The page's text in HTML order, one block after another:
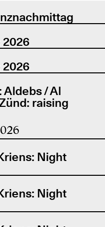
Aldebs / Al
raising
Night
Night